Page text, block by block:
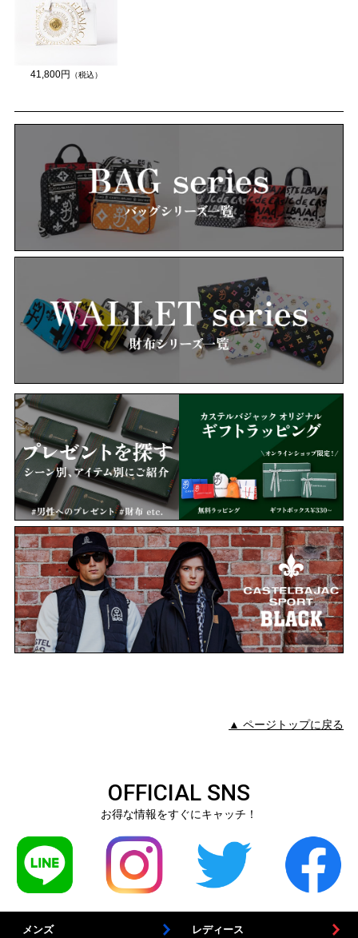
41,800円 （税込）
▲ ページトップに戻る
OFFICIAL SNS
お得な情報をすぐにキャッチ！
メンズ レディース